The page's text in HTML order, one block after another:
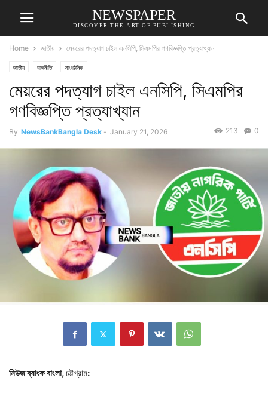
NEWSPAPER
DISCOVER THE ART OF PUBLISHING
Home জাতীয় মেয়রের পদত্যাগ চাইল এনসিপি, সিএমপির গণবিজ্ঞপ্তি প্রত্যাখ্যান
জাতীয় রাজনীতি সাংগঠনিক
মেয়রের পদত্যাগ চাইল এনসিপি, সিএমপির
গণবিজ্ঞপ্তি প্রত্যাখ্যান
By NewsBankBangla Desk - January 21, 2026 0
213
নিউজব্যাংকবাংলা,চট্টগ্রাম: